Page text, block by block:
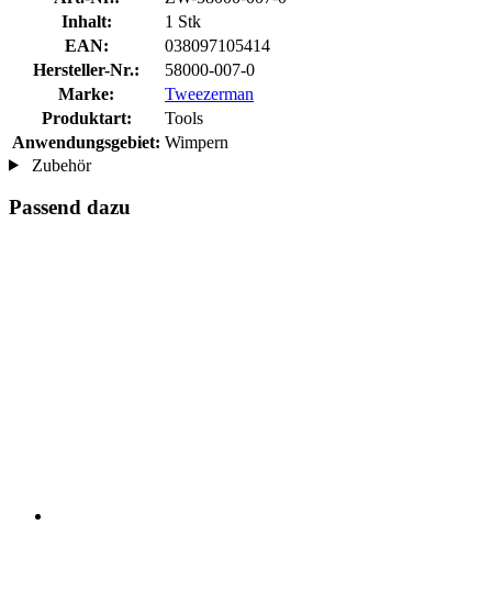
Inhalt:
1 Stk
EAN:
038097105414
Hersteller-Nr.:
58000-007-0
Marke:
Tweezerman
Produktart:
Tools
Anwendungsgebiet: Wimpern
Zubehör
Passend dazu